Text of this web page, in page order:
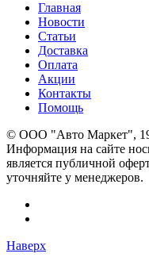
Главная
Новости
Статьи
Доставка
Оплата
Акции
Контакты
Помощь
© OOO "Авто Маркет",
Информация на сайте
является публичной
уточняйте у менеджеров.
Наверх